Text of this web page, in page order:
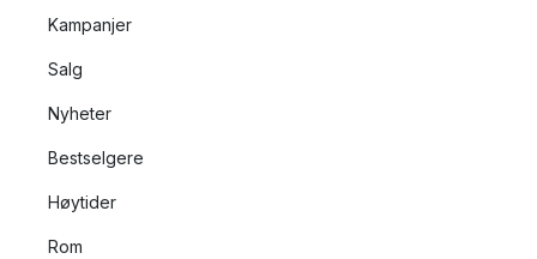
Kampanjer
Salg
Nyheter
Bestselgere
Høytider
Rom